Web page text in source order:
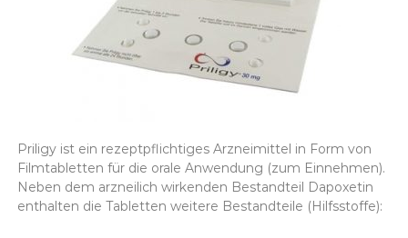
Priligy ist ein rezeptpflichtiges Arzneimittel in Form von
Filmtabletten für die orale Anwendung (zum Einnehmen).
Neben dem arzneilich wirkenden Bestandteil Dapoxetin
enthalten die Tabletten weitere Bestandteile (Hilfsstoffe):